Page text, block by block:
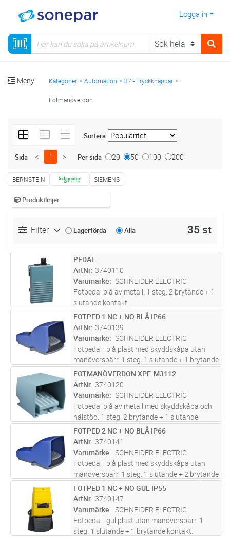
Logga in
Meny Kategorier Automation 37 - Tryckknappar
Fotmanöverdon
Sortera
Sida < 1 > Per sida 20 50 100 200
BERNSTEIN SIEMENS
Produktlinjer
Filter Lagerförda Alla 35 st
ST
PEDAL
ArtNr 3740110
Varumärke
SCHNEIDER ELECTRIC
Fotpedal blå av metall. 1 steg. 2 brytande + 1
slutande kontakt.
ST Lägg i kundvagn
FOTPED 1 NC + NO BLÅ IP66
ArtNr 3740139
Varumärke
SCHNEIDER ELECTRIC
Fotpedal i blå plast med skyddskåpa utan
manöverspärr. 1 steg. 1 slutande + 1 brytande
kontakt.
ST Lägg i kundvagn
FOTMANÖVERDON XPE-M3112
ArtNr 3740120
Varumärke
SCHNEIDER ELECTRIC
Fotpedal blå av metall med skyddskåpa och
hälstöd. 1 steg. 2 brytande + 1 slutande
kontakt.
ST Lägg i kundvagn
FOTPED 2 NC + NO BLÅ IP66
ArtNr 3740141
Varumärke
SCHNEIDER ELECTRIC
Fotpedal i blå plast med skyddskåpa utan
manöverspärr. 1 steg. 1 slutande + 2 brytande
kontakter.
ST Lägg i kundvagn
FOTPED 1 NC + NO GUL IP55
ArtNr 3740147
Varumärke
SCHNEIDER ELECTRIC
Fotpedal i gul plast utan manöverspärr. 1
steg. 1 slutande + 1 brytande kontakt.